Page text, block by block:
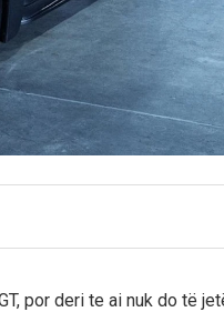
por deri te ai nuk do të